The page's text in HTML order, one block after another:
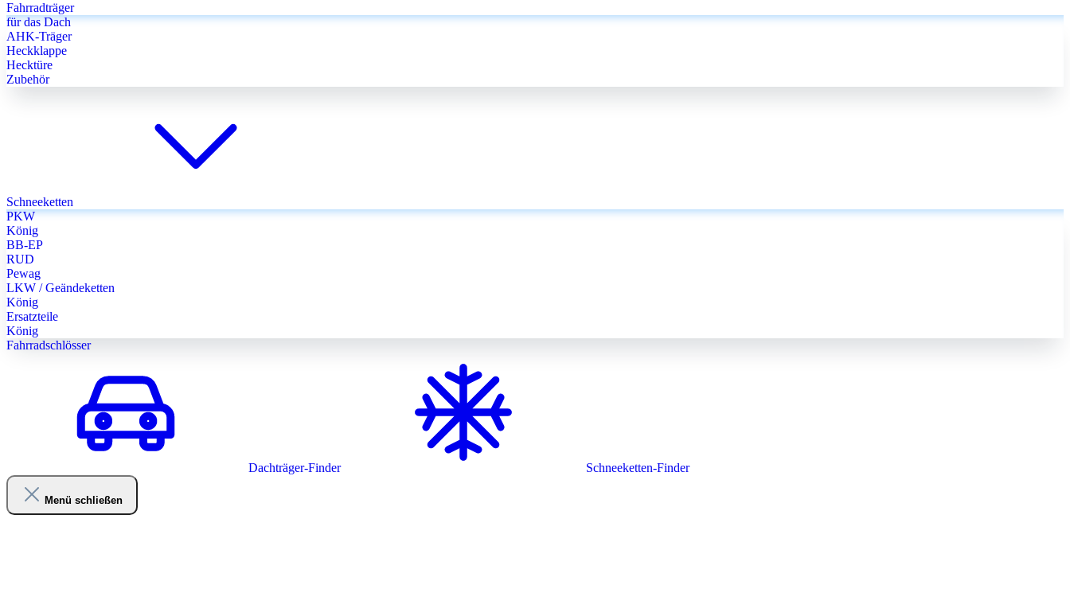
Fahrradträger
für das Dach
AHK-Träger
Heckklappe
Hecktüre
Zubehör
Schneeketten
PKW
König
BB-EP
RUD
Pewag
LKW / Geändeketten
König
Ersatzteile
König
Fahrradschlösser
Dachträger-Finder Schneeketten-Finder
Menü schließen